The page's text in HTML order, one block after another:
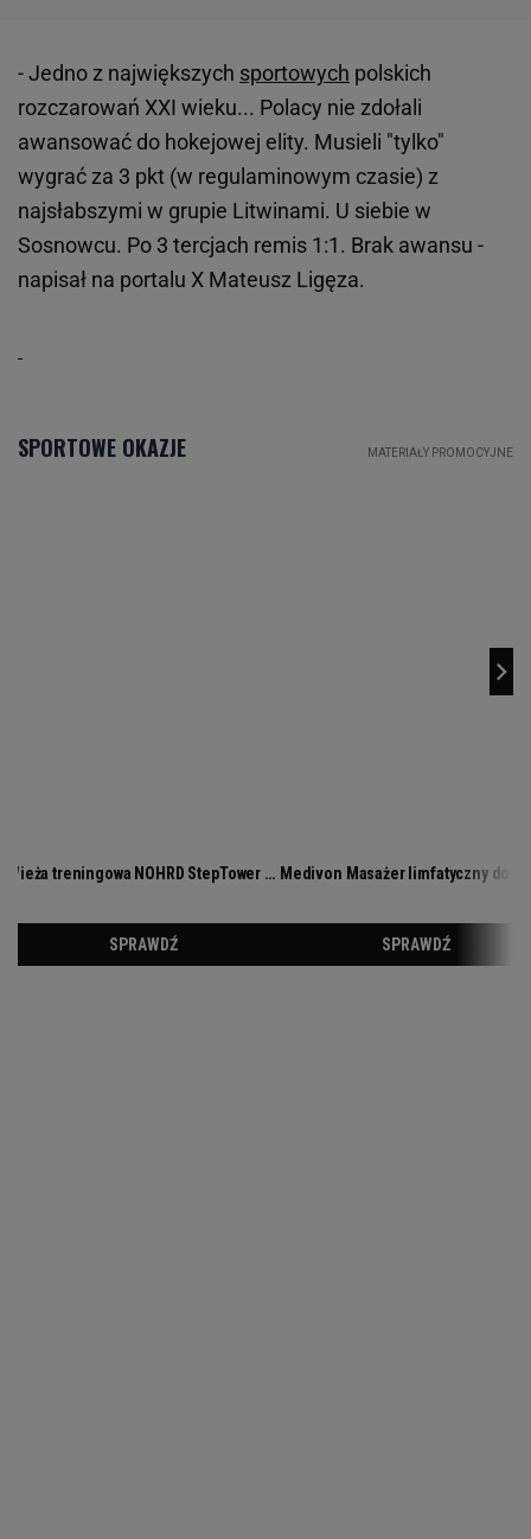
- Jedno z największych sportowych polskich
rozczarowań XXI wieku... Polacy nie zdołali
awansować do hokejowej elity. Musieli "tylko"
wygrać za 3 pkt (w regulaminowym czasie) z
najsłabszymi w grupie Litwinami. U siebie w
Sosnowcu. Po 3 tercjach remis 1:1. Brak awansu -
napisał na portalu X Mateusz Ligęza.